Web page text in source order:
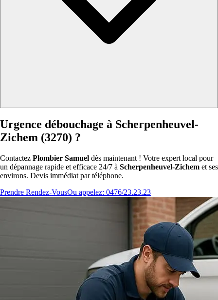
Urgence débouchage à Scherpenheuvel-
Zichem (3270) ?
Contactez Plombier Samuel dès maintenant ! Votre expert local pour
un dépannage rapide et efficace 24/7 à Scherpenheuvel-Zichem et ses
environs. Devis immédiat par téléphone.
Prendre Rendez-VousOu appelez: 0476/23.23.23